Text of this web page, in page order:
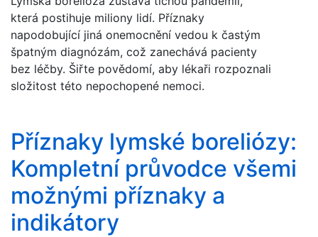
která postihuje miliony lidí. Příznaky
napodobující jiná onemocnění vedou k častým
špatným diagnózám, což zanechává pacienty
bez léčby. Šiřte povědomí, aby lékaři rozpoznali
složitost této nepochopené nemoci.
Příznaky lymské boreliózy:
Kompletní průvodce všemi
možnými příznaky a
indikátory